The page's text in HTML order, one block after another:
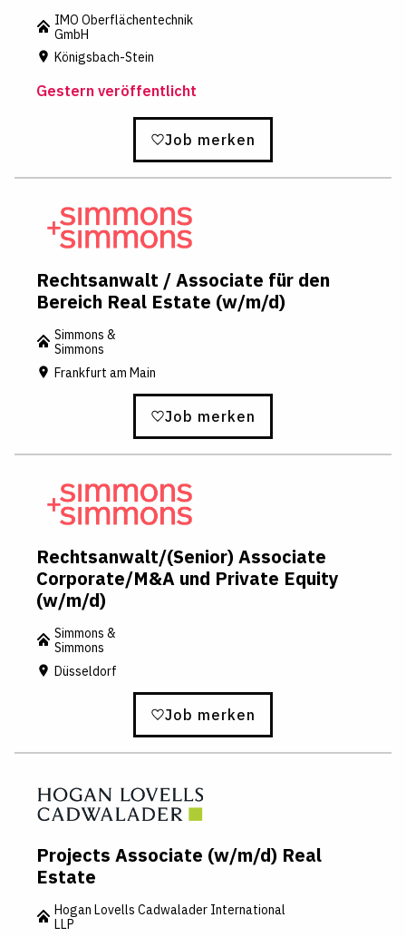
IMO Oberflächentechnik
GmbH
Königsbach-Stein
Gestern veröffentlicht
Job merken
Rechtsanwalt / Associate für den
Bereich Real Estate (w/m/d)
Simmons &
Simmons
Frankfurt am Main
Job merken
Rechtsanwalt/(Senior) Associate
Corporate/M&A und Private Equity
(w/m/d)
Simmons &
Simmons
Düsseldorf
Job merken
Projects Associate (w/m/d) Real
Estate
Hogan Lovells Cadwalader International
LLP